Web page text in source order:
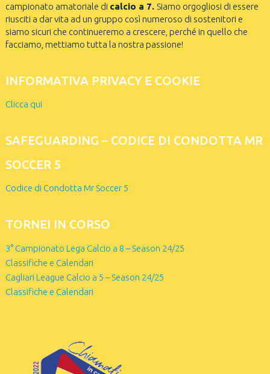
campionato amatoriale di calcio a 7. Siamo orgogliosi di essere
riusciti a dar vita ad un gruppo così numeroso di sostenitori e
siamo sicuri che continueremo a crescere, perché in quello che
facciamo, mettiamo tutta la nostra passione!
INFORMATIVA PRIVACY E COOKIE
Clicca qui
SAFEGUARDING – CODICE DI CONDOTTA MR
SOCCER 5
Codice di Condotta Mr Soccer 5
TORNEI IN CORSO
3° Campionato Lega Calcio a 8 – Season 24/25
Classifiche e Calendari
Cagliari League Calcio a 5 – Season 24/25
Classifiche e Calendari